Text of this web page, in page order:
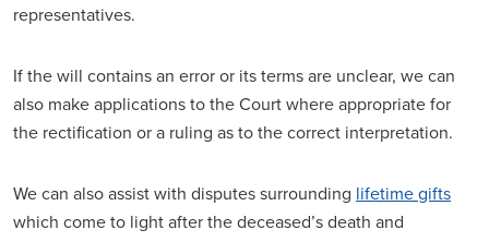
representatives.
If the will contains an error or its terms are unclear, we can
also make applications to the Court where appropriate for
the rectification or a ruling as to the correct interpretation.
We can also assist with disputes surrounding lifetime gifts
which come to light after the deceased’s death and